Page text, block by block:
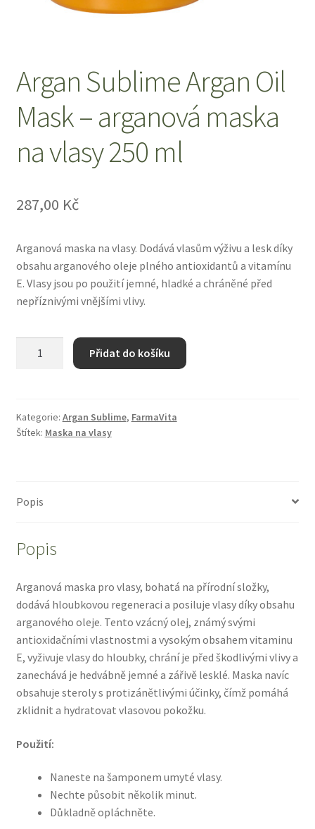
Odstoupení od smlouvy
Pokladna
Reklamace
Zásady ochrany osobních údajů
Zboží se slevou
Zkušební stránka
Argan Sublime Argan Oil
Mask – arganová maska
na vlasy 250 ml
287,00 Kč
Arganová maska na vlasy. Dodává vlasům výživu a lesk díky
obsahu arganového oleje plného antioxidantů a vitamínu
E. Vlasy jsou po použití jemné, hladké a chráněné před
nepříznivými vnějšími vlivy.
Mask
-
vlasy
množství
Přidat do košíku
Kategorie: Argan Sublime, FarmaVita
Štítek: Maska na vlasy
Popis
Popis
Arganová maska pro vlasy, bohatá na přírodní složky,
dodává hloubkovou regeneraci a posiluje vlasy díky obsahu
arganového oleje. Tento vzácný olej, známý svými
antioxidačními vlastnostmi a vysokým obsahem vitaminu
E, vyživuje vlasy do hloubky, chrání je před škodlivými vlivy a
zanechává je hedvábně jemné a zářivě lesklé. Maska navíc
obsahuje steroly s protizánětlivými účinky, čímž pomáhá
zklidnit a hydratovat vlasovou pokožku.
Použití:
Naneste na šamponem umyté vlasy.
Nechte působit několik minut.
Důkladně opláchněte.